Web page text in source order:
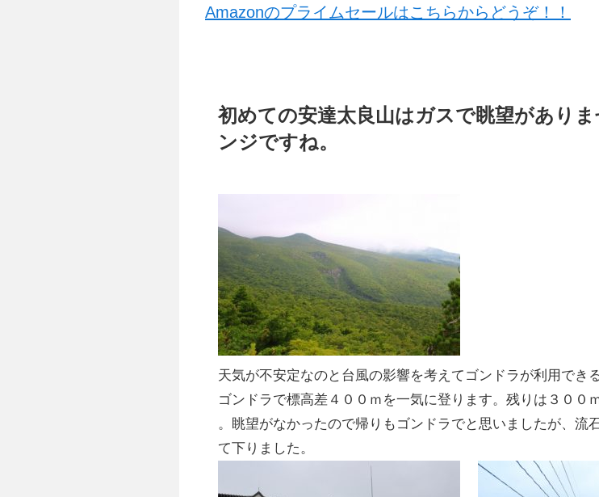
Amazonのプライムセールはこちらからどうぞ！！
初めての安達太良山はガスで眺望があり
ンジですね。
天気が不安定なのと台風の影響を考えてゴンドラが利用でき
ゴンドラで標高差４００ｍを一気に登ります。残りは３００
。眺望がなかったので帰りもゴンドラでと思いましたが、流
て下りました。